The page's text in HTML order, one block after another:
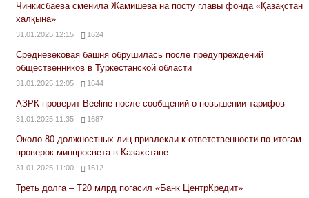
Чинкисбаева сменила Жамишева на посту главы фонда «Қазақстан
халқына»
31.01.2025 12:15 1624
Средневековая башня обрушилась после предупреждений
общественников в Туркестанской области
31.01.2025 12:05 1644
АЗРК проверит Beeline после сообщений о повышении тарифов
31.01.2025 11:35 1687
Около 80 должностных лиц привлекли к ответственности по итогам
проверок минпросвета в Казахстане
31.01.2025 11:00 1612
Треть долга – Т20 млрд погасил «Банк ЦентрКредит»